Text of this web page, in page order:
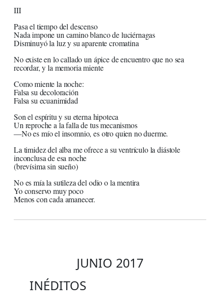
III
Pasa el tiempo del descenso
Nada impone un camino blanco de luciérnagas
Disminuyó la luz y su aparente cromatina
No existe en lo callado un ápice de encuentro que no sea
recordar, y la memoria miente
Como miente la noche:
Falsa su decoloración
Falsa su ecuanimidad
Son el espíritu y su eterna hipoteca
Un reproche a la falla de tus mecanismos
―No es mío el insomnio, es otro quien no duerme.
La timidez del alba me ofrece a su ventrículo la diástole
inconclusa de esa noche
(brevísima sin sueño)
No es mía la sutileza del odio o la mentira
Yo conservo muy poco
Menos con cada amanecer.
JUNIO 2017
INÉDITOS